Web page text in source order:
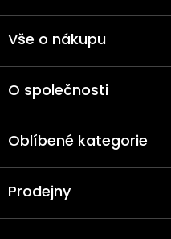
Vše o nákupu
O společnosti
Oblíbené kategorie
Prodejny